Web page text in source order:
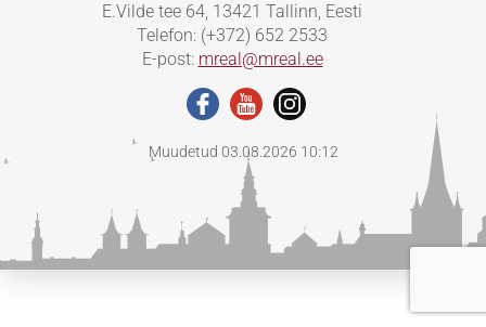
E.Vilde tee 64, 13421 Tallinn, Eesti
Telefon: (+372) 652 2533
E-post: mreal@mreal.ee
Muudetud 03.08.2026 10:12